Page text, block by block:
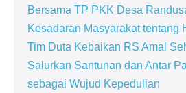
Bersama TP PKK Desa
Kesadaran Masyarakat tentang
Tim Duta Kebaikan RS Amal
Salurkan Santunan dan Antar
sebagai Wujud Kepedulian